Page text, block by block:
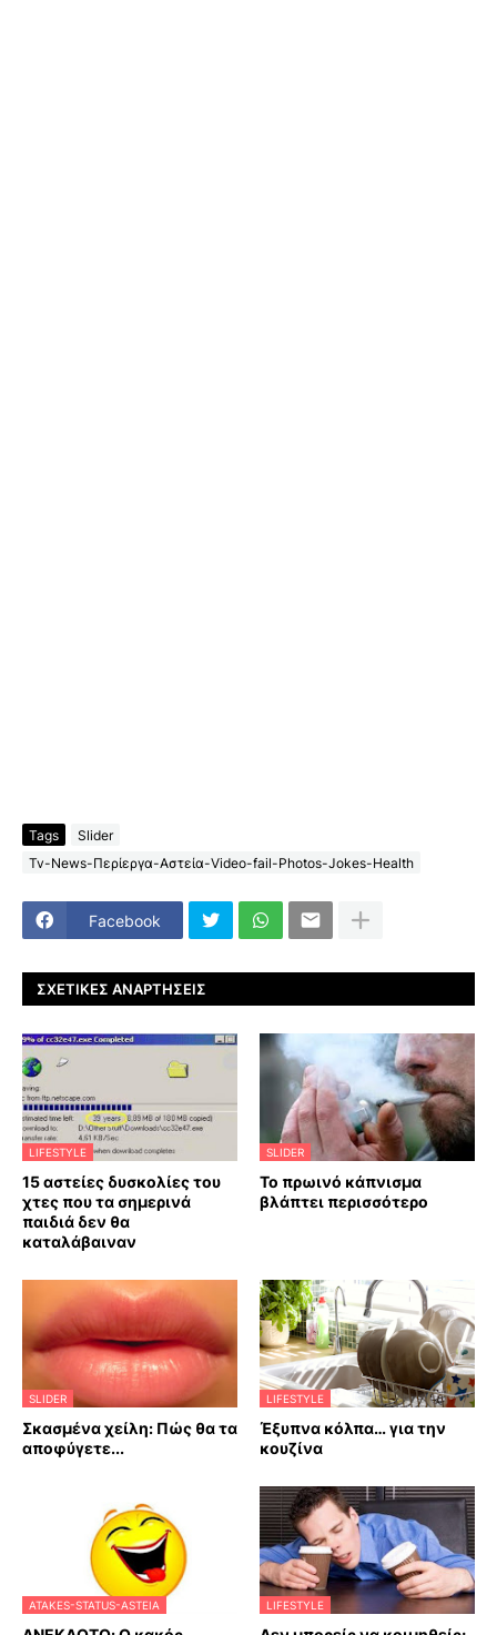
Tags
Slider
Tv-News-Περίεργα-Αστεία-Video-fail-Photos-Jokes-Health
Facebook
ΣΧΕΤΙΚΈΣ ΑΝΑΡΤΉΣΕΙΣ
LIFESTYLE
15 αστείες δυσκολίες του
χτες που τα σημερινά
παιδιά δεν θα
καταλάβαιναν
SLIDER
Το πρωινό κάπνισμα
βλάπτει περισσότερο
SLIDER
Σκασμένα χείλη: Πώς θα τα
αποφύγετε...
LIFESTYLE
Έξυπνα κόλπα… για την
κουζίνα
ATAKES-STATUS-ASTEIA LIFESTYLE